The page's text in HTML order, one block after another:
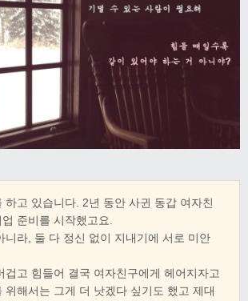
하고 있습니다. 2년 동안 사귄 동갑 여자친
준비를 시작했고요.
니라, 둘 다 정신 없이 지내기에 서로 미안
겁고 힘들어 결국 여자친구에게 헤어지자고
위해서는 그게 더 낫겠다 싶기도 했고 제대